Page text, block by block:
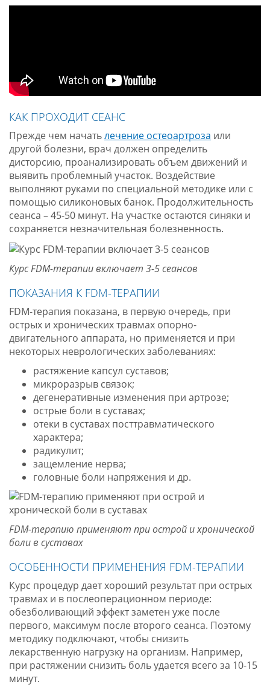
КАК ПРОХОДИТ СЕАНС
Прежде чем начатьлечение остеоартроза или
другой болезни, врач должен определить
дисторсию, проанализировать объем движений и
выявить проблемный участок. Воздействие
выполняют руками по специальной методике или с
помощью силиконовых банок. Продолжительность
сеанса – 45-50 минут. На участке остаются синяки и
сохраняется незначительная болезненность.
Курс FDM-терапии включает 3-5 сеансов
ПОКАЗАНИЯ К FDM-ТЕРАПИИ
FDM-терапия показана, в первую очередь, при
острых и хронических травмах опорно-
двигательного аппарата, но применяется и при
некоторых неврологических заболеваниях:
растяжение капсул суставов;
микроразрыв связок;
дегенеративные изменения при артрозе;
острые боли в суставах;
отеки в суставах посттравматического
характера;
радикулит;
защемление нерва;
головные боли напряжения и др.
FDM-терапию применяют при острой и хронической
боли в суставах
ОСОБЕННОСТИ ПРИМЕНЕНИЯ FDM-ТЕРАПИИ
Курс процедур дает хороший результат при острых
травмах и в послеоперационном периоде:
обезболивающий эффект заметен уже после
первого, максимум после второго сеанса. Поэтому
методику подключают, чтобы снизить
лекарственную нагрузку на организм. Например,
при растяжении снизить боль удается всего за 10-15
минут.